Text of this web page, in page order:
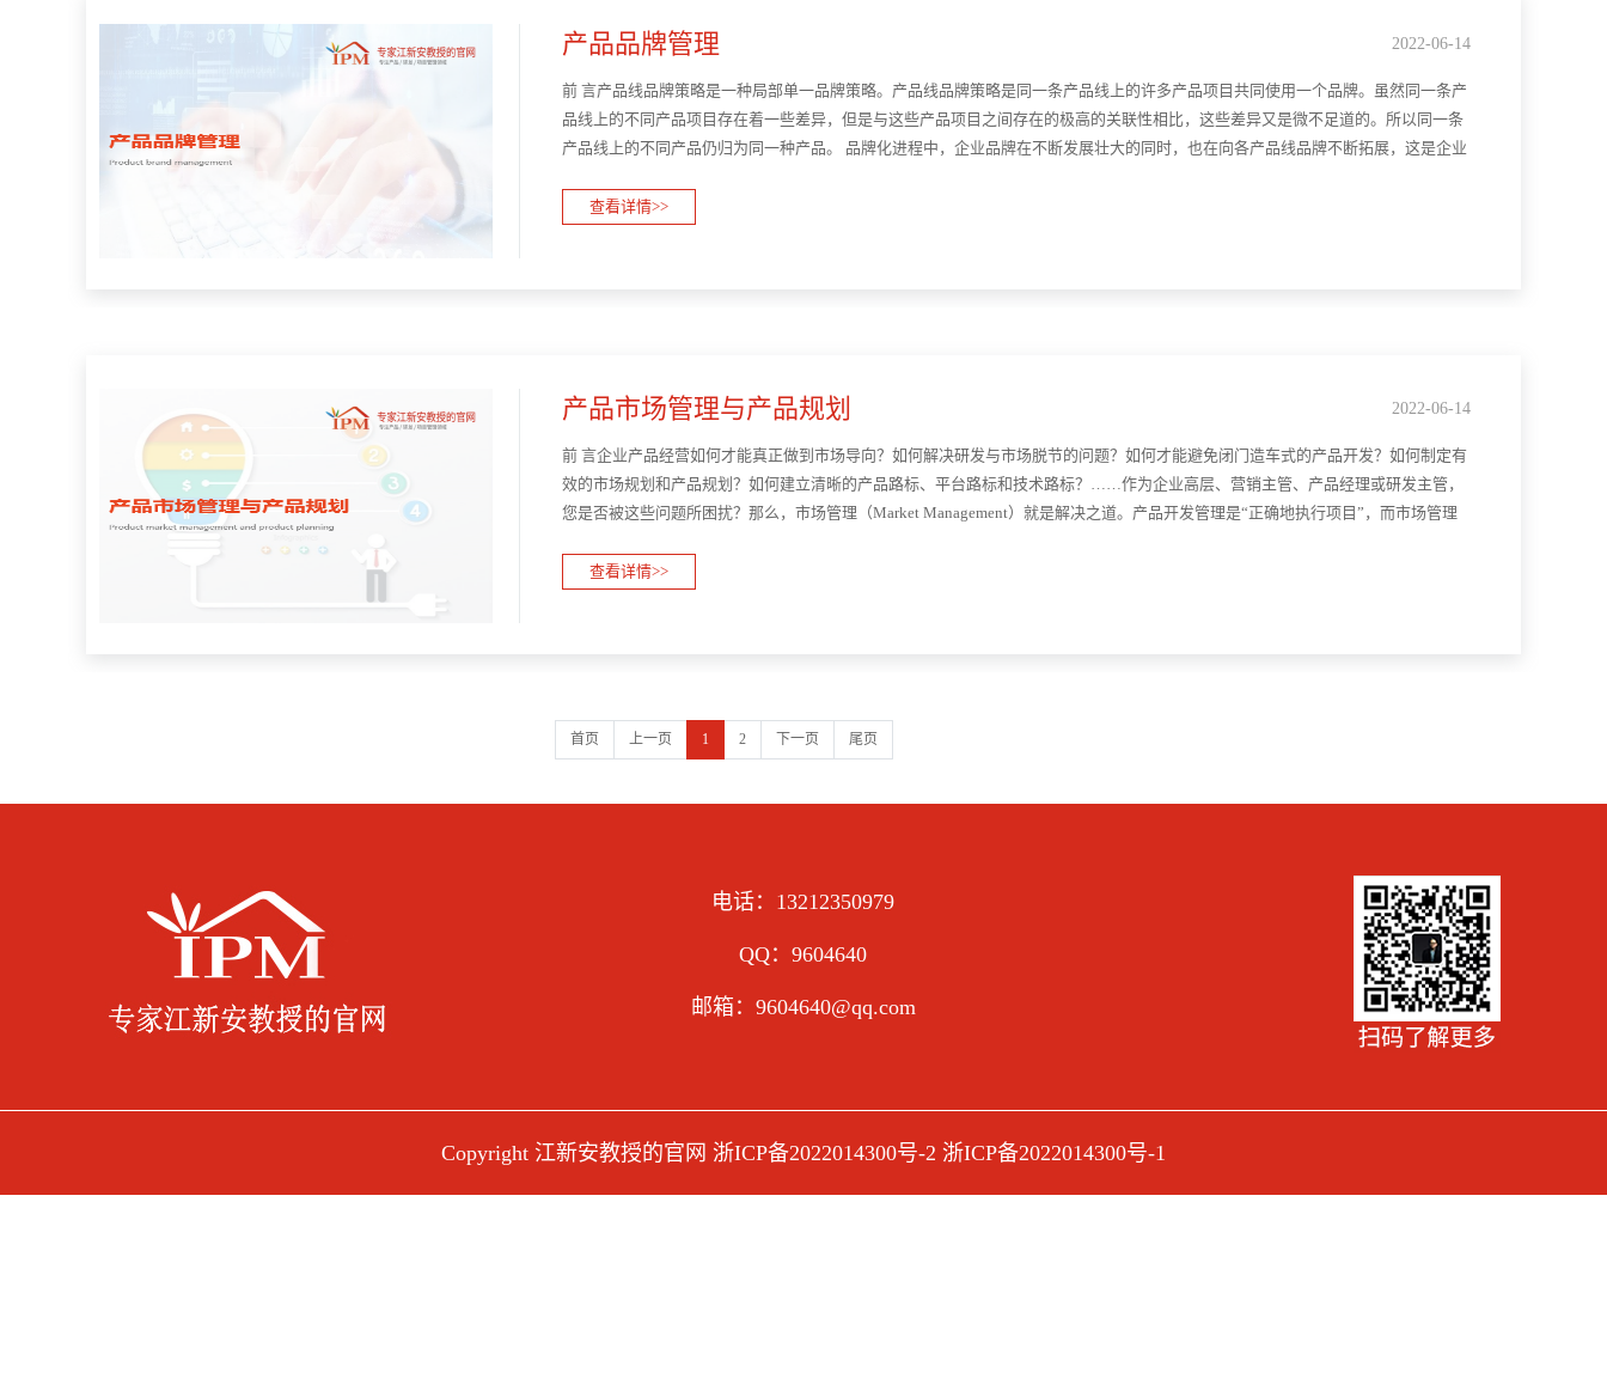
产品品牌管理 2022-06-14
前 言产品线品牌策略是一种局部单一品牌策略。产品线品牌策略是同一条产品线上的许多产品项目共同使用一个品牌。虽然同一条产
品线上的不同产品项目存在着一些差异，但是与这些产品项目之间存在的极高的关联性相比，这些差异又是微不足道的。所以同一条
产品线上的不同产品仍归为同一种产品。 品牌化进程中，企业品牌在不断发展壮大的同时，也在向各产品线品牌不断拓展，这是企业
查看详情>>
产品市场管理与产品规划 2022-06-14
前 言企业产品经营如何才能真正做到市场导向？如何解决研发与市场脱节的问题？如何才能避免闭门造车式的产品开发？如何制定有
效的市场规划和产品规划？如何建立清晰的产品路标、平台路标和技术路标？……作为企业高层、营销主管、产品经理或研发主管，
您是否被这些问题所困扰？那么，市场管理（Market Management）就是解决之道。产品开发管理是“正确地执行项目”，而市场管理
查看详情>>
首页 上一页 1 2 下一页 尾页
电话：13212350979
QQ：9604640
邮箱：9604640@qq.com
Copyright 江新安教授的官网 浙ICP备2022014300号-2 浙ICP备2022014300号-1